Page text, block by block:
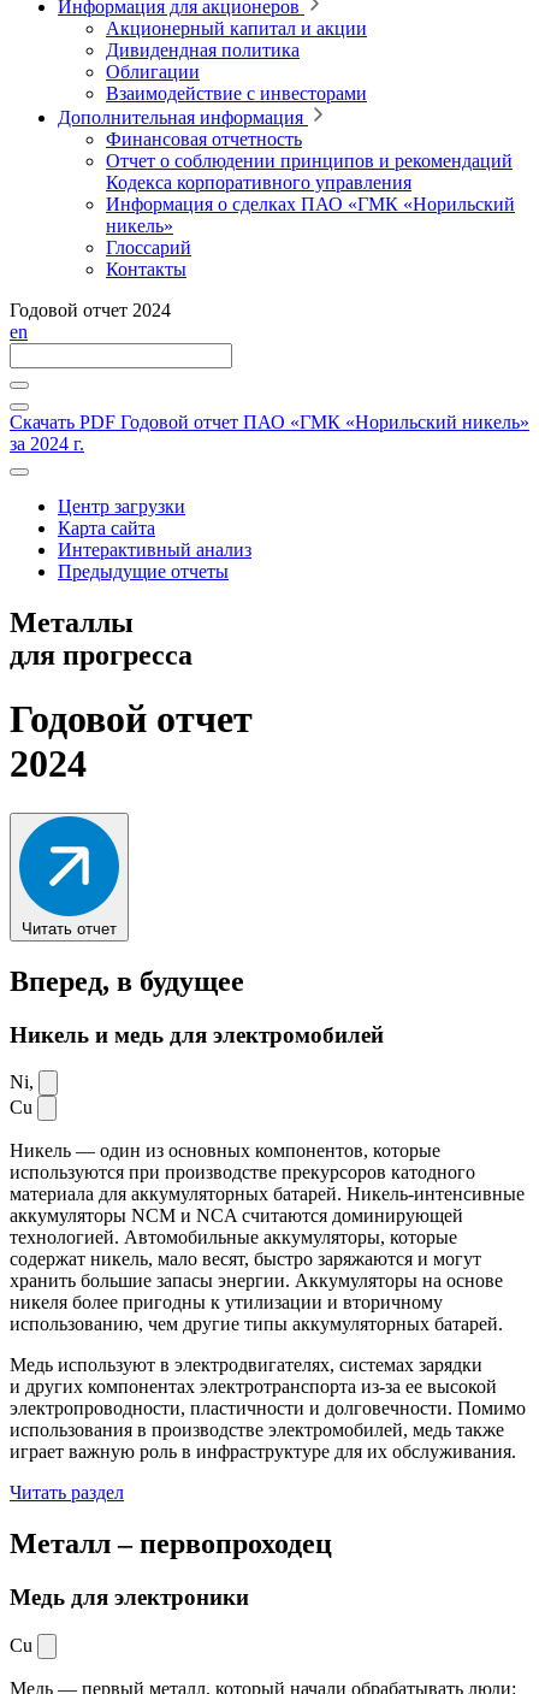
Информация для акционеров
Акционерный капитал и акции
Дивидендная политика
Облигации
Взаимодействие с инвесторами
Дополнительная информация
Финансовая отчетность
Отчет о соблюдении принципов и рекомендаций
Кодекса корпоративного управления
Информация о сделках ПАО «ГМК «Норильский
никель»
Глоссарий
Контакты
Годовой отчет 2024
en
Скачать PDF Годовой отчет ПАО «ГМК «Норильский никель»
за 2024 г.
Центр загрузки
Карта сайта
Интерактивный анализ
Предыдущие отчеты
Металлы
для прогресса
Годовой отчет
2024
Читать отчет
Вперед, в будущее
Никель и медь для электромобилей
Ni,
Cu
Никель — один из основных компонентов, которые
используются при производстве прекурсоров катодного
материала для аккумуляторных батарей. Никель-интенсивные
аккумуляторы NCM и NCA считаются доминирующей
технологией. Автомобильные аккумуляторы, которые
содержат никель, мало весят, быстро заряжаются и могут
хранить большие запасы энергии. Аккумуляторы на основе
никеля более пригодны к утилизации и вторичному
использованию, чем другие типы аккумуляторных батарей.
Медь используют в электродвигателях, системах зарядки
и других компонентах электротранспорта из-за ее высокой
электропроводности, пластичности и долговечности. Помимо
использования в производстве электромобилей, медь также
играет важную роль в инфраструктуре для их обслуживания.
Читать раздел
Металл –первопроходец
Медь для электроники
Cu
Медь — первый металл, который начали обрабатывать люди: